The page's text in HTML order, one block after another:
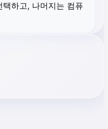
하고, 나머지는 컴퓨